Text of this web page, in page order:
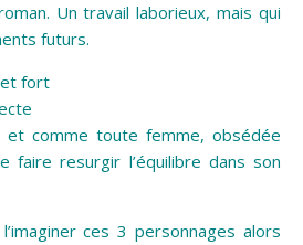
Un travail laborieux, mais qui
futurs.
et fort
et comme toute femme, obsédée
faire resurgir l’équilibre dans son
ces 3 personnages alors